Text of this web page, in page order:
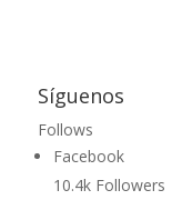
Síguenos
Follows
Facebook
10.4k Followers